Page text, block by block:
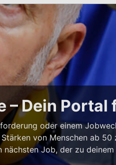
Dein Portal
oder einem
von Menschen ab
Job, der zu